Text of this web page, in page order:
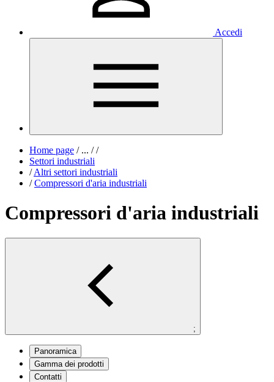
Accedi
Home page /... / /
Settori industriali
/ Altri settori industriali
/ Compressori d'aria industriali
Compressori d'aria industriali
;
Panoramica
Gamma dei prodotti
Contatti